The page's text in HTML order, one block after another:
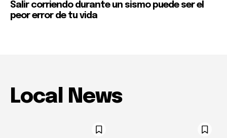
Salir corriendo durante un sismo puede ser el
peor error de tu vida
Local News